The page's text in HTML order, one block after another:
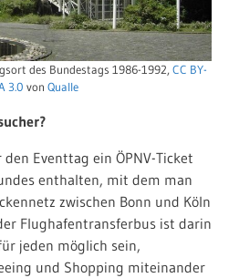
des Bundestags 1986-1992, CC BY-
3.0 von Qualle
Eventtag ein ÖPNV-Ticket
enthalten, mit dem man
zwischen Bonn und Köln
Flughafentransferbus ist darin
jeden möglich sein,
und Shopping miteinander